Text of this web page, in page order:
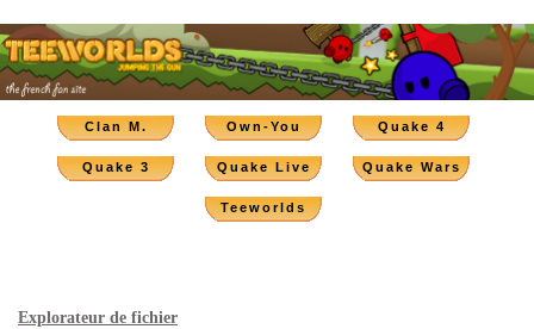
Clan M. Own-You Quake 4
Quake 3 Quake Live Quake Wars
Teeworlds
Explorateur de fichier